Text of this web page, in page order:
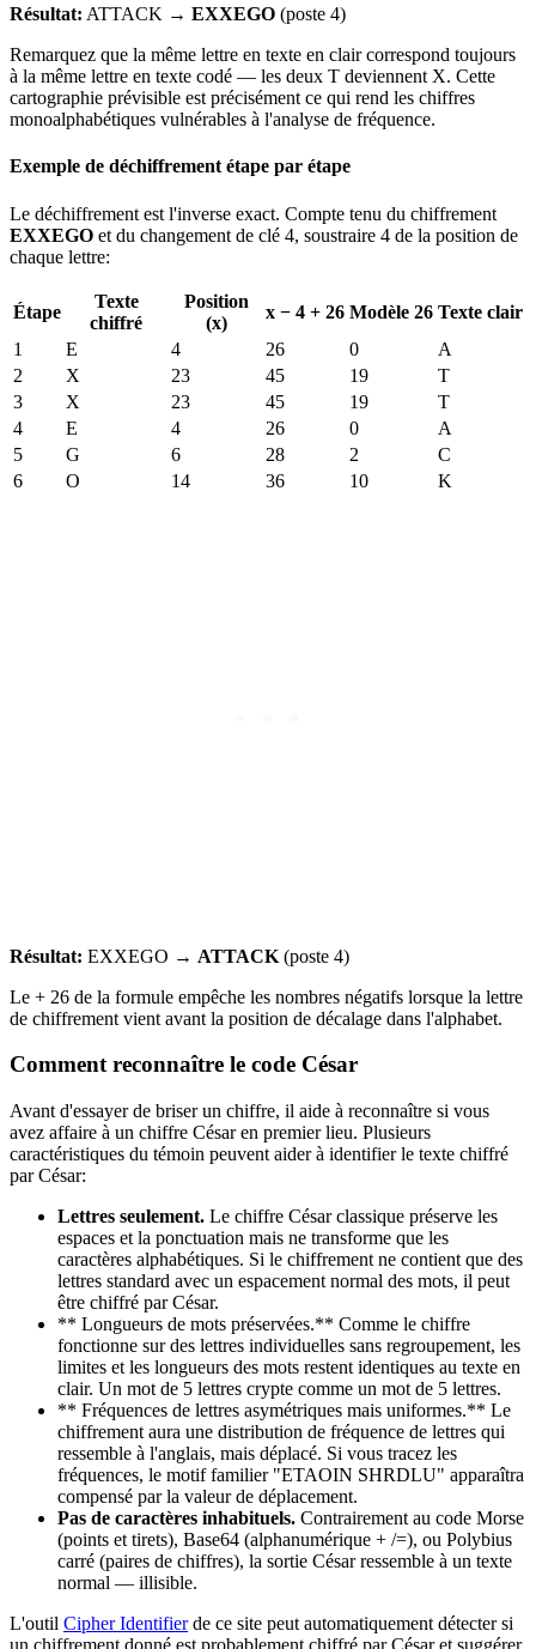
Résultat: ATTACK → EXXEGO (poste 4)
Remarquez que la même lettre en texte en clair correspond toujours
à la même lettre en texte codé — les deux T deviennent X. Cette
cartographie prévisible est précisément ce qui rend les chiffres
monoalphabétiques vulnérables à l'analyse de fréquence.
Exemple de déchiffrement étape par étape
Le déchiffrement est l'inverse exact. Compte tenu du chiffrement
EXXEGO et du changement de clé 4, soustraire 4 de la position de
chaque lettre:
Étape
Texte
chiffré
Position
(x)
x − 4 + 26 Modèle 26 Texte clair
1
E 4 26 0
A
2
X 23 45 19
T
3
X 23 45 19
T
4
E 4 26 0
A
5
G 6 28 2
C
6
O 14 36 10 K
Résultat: EXXEGO → ATTACK (poste 4)
Le + 26 de la formule empêche les nombres négatifs lorsque la lettre
de chiffrement vient avant la position de décalage dans l'alphabet.
Comment reconnaître le code César
Avant d'essayer de briser un chiffre, il aide à reconnaître si vous
avez affaire à un chiffre César en premier lieu. Plusieurs
caractéristiques du témoin peuvent aider à identifier le texte chiffré
par César:
Lettres seulement. Le chiffre César classique préserve les
espaces et la ponctuation mais ne transforme que les
caractères alphabétiques. Si le chiffrement ne contient que des
lettres standard avec un espacement normal des mots, il peut
être chiffré par César.
** Longueurs de mots préservées.** Comme le chiffre
fonctionne sur des lettres individuelles sans regroupement, les
limites et les longueurs des mots restent identiques au texte en
clair. Un mot de 5 lettres crypte comme un mot de 5 lettres.
** Fréquences de lettres asymétriques mais uniformes.** Le
chiffrement aura une distribution de fréquence de lettres qui
ressemble à l'anglais, mais déplacé. Si vous tracez les
fréquences, le motif familier "ETAOIN SHRDLU" apparaîtra
compensé par la valeur de déplacement.
Pas de caractères inhabituels. Contrairement au code Morse
(points et tirets), Base64 (alphanumérique + /=), ou Polybius
carré (paires de chiffres), la sortie César ressemble à un texte
normal — illisible.
L'outil Cipher Identifierde ce site peut automatiquement détecter si